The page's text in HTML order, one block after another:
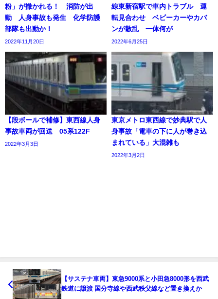
粉」が撒かれる！ 消防が出
動 人身事故も発生 化学防護
部隊も出動か！
2022年11月20日
線東新宿駅で車内トラブル 運
転見合わせ ベビーカーやカバ
ンが散乱 一体何が
2022年6月25日
【段ボールで補修】東西線人身
事故車両が回送 05系122F
2022年3月3日
東京メトロ東西線で妙典駅で人
身事故「電車の下に人が巻き込
まれている」大混雑も
2022年3月2日
【サステナ車両】東急9000系と小田急8000形を西武
鉄道に譲渡 国分寺線や西武秩父線など置き換えか